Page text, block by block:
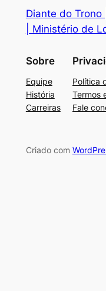
Diante do Trono
| Ministério de
Sobre
Equipe
História
Carreiras
Política
Termos
Fale
Criado com